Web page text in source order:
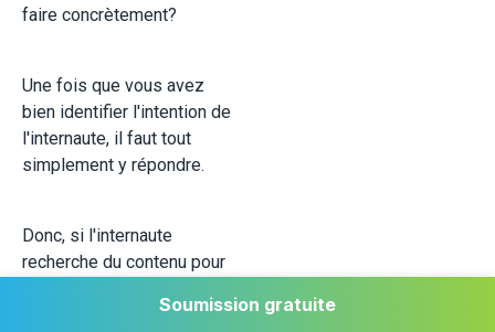
faire concrètement?
Une fois que vous avez
bien identifier l'intention de
l'internaute, il faut tout
simplement y répondre.
Donc, si l'internaute
recherche du contenu pour
muscler le ventre, il n'estSoumission gratuite